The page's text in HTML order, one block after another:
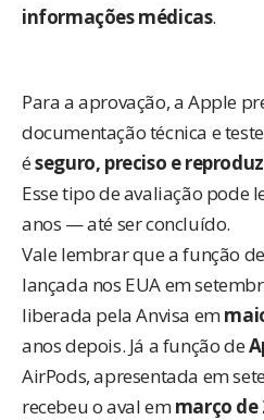
informações médicas.
Para a aprovação, a Apple
documentação técnica e
éseguro, preciso e
Esse tipo de avaliação pode
anos — até ser concluído.
Vale lembrar que a função
lançada nos EUA em
liberada pela Anvisa em
anos depois. Já a função de
AirPods, apresentada em
recebeu o aval emmarço de